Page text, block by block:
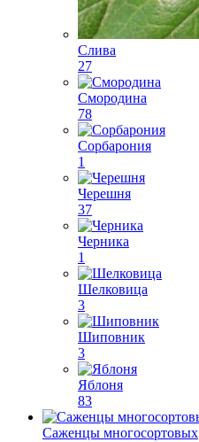
Слива
27
Смородина
78
Сорбарония
1
Черешня
37
Черника
1
Шелковица
3
Шиповник
3
Яблоня
83
Саженцы многосортовых